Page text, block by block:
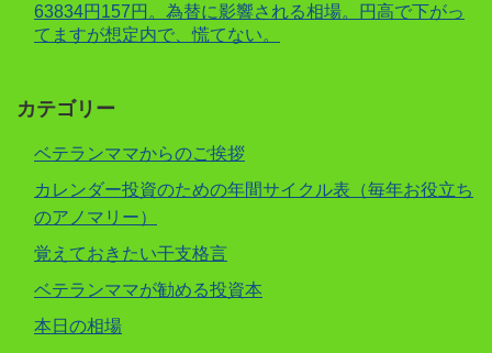
63834円157円。為替に影響される相場。円高で下がっ
てますが想定内で、慌てない。
カテゴリー
ベテランママからのご挨拶
カレンダー投資のための年間サイクル表（毎年お役立ち
のアノマリー）
覚えておきたい干支格言
ベテランママが勧める投資本
本日の相場